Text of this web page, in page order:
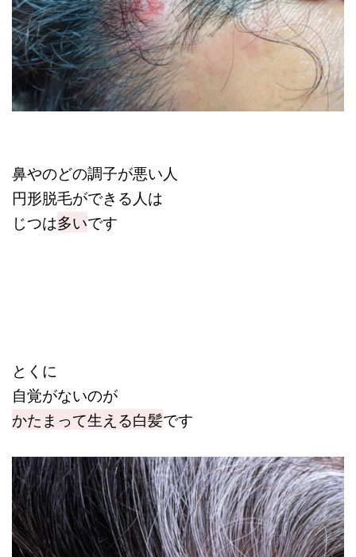
鼻やのどの調子が悪い人
円形脱毛ができる人は
じつは多いです
とくに
自覚がないのが
かたまって生える白髪です